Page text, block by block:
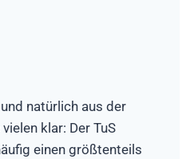
natürlich aus der
klar: Der TuS
einen größtenteils